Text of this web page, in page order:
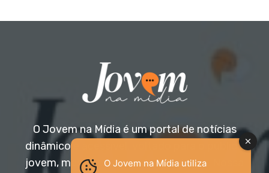
O Jovem na Mídia é um portal de notícias
dinâmico e acessível, voltado para o público
jovem, mas aberto a todas as idades. Nossa
O Jovem na Mídia utiliza